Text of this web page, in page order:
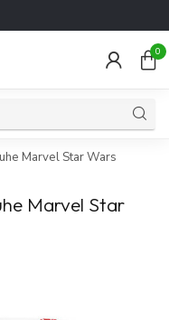
0
Marvel Star Wars
Marvel Star